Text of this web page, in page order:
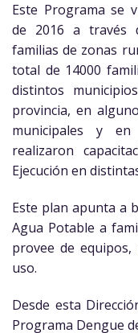
Este Programa se
de 2016 a través
familias de zonas
total de 14000
distintos
provincia, en
municipales y
realizaron
Ejecución en
Este plan apunta a
Agua Potable a
provee de equipos,
uso.
Desde esta
Programa Dengue